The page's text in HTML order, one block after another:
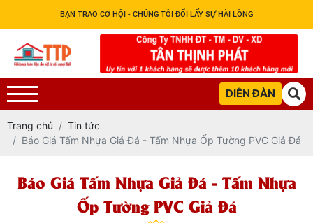
BẠN TRAO CƠ HỘI - CHÚNG TÔI ĐỔI LẤY SỰ HÀI LÒNG
DIỄN ĐÀN
Trang chủ
Tin tức
Báo Giá Tấm Nhựa Giả Đá - Tấm Nhựa Ốp Tường PVC Giả Đá
Báo Giá Tấm Nhựa Giả Đá - Tấm Nhựa
Ốp Tường PVC Giả Đá